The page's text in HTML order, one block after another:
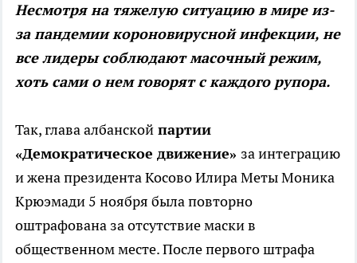
Несмотря на тяжелую ситуацию в мире из-
за пандемии короновирусной инфекции, не
все лидеры соблюдают масочный режим,
хоть сами о нем говорят с каждого рупора.
Так, глава албанской партии
«Демократическое движение» за интеграцию
и жена президента Косово Илира Меты Моника
Крюэмади 5 ноября была повторно
оштрафована за отсутствие маски в
общественном месте. После первого штрафа